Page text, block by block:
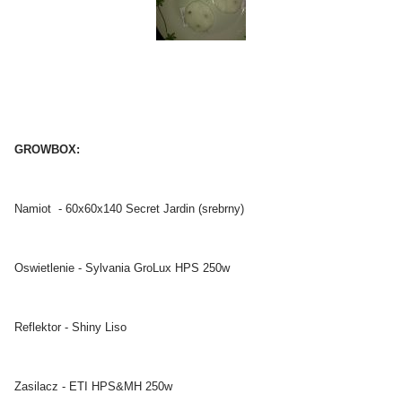
GROWBOX:
Namiot - 60x60x140 Secret Jardin (srebrny)
Oswietlenie - Sylvania GroLux HPS 250w
Reflektor - Shiny Liso
Zasilacz - ETI HPS&MH 250w